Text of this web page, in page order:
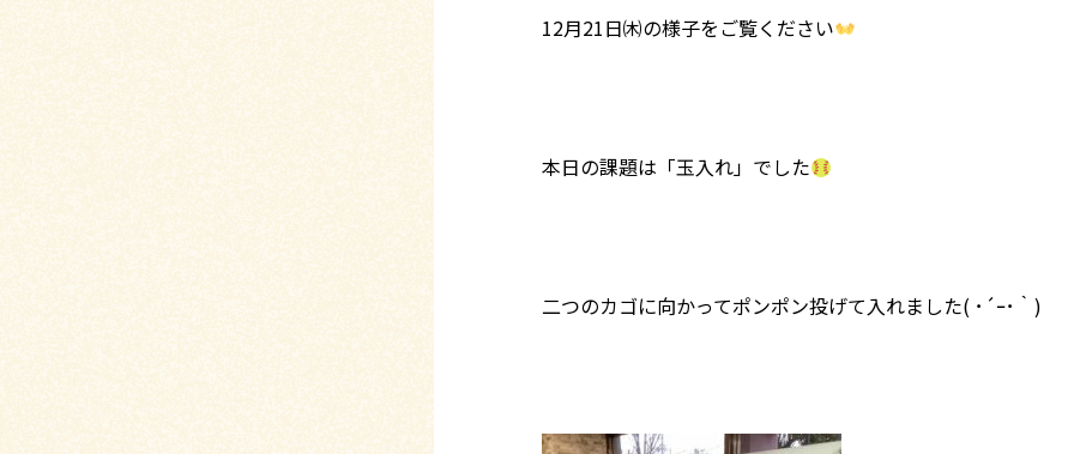
12月21日㈭の様子をご覧ください
本日の課題は「玉入れ」でした
二つのカゴに向かってポンポン投げて入れました( ･´ｰ･｀)